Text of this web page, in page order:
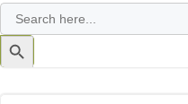
Search
for:
Search
Button